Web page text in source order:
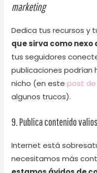
marketing
Dedica tus recursos y
que sirva como nexo
tus seguidores
publicaciones podrían
nicho (en estepost
algunos trucos).
9. Publica contenido
Internet está
necesitamos más